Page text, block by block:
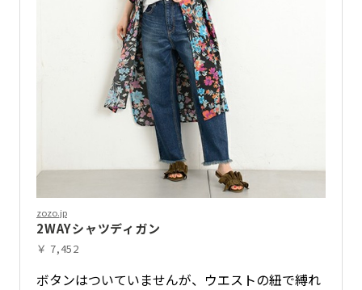
zozo.jp
2WAYシャツディガン
￥ 7,452
ボタンはついていませんが、ウエストの紐で縛れ